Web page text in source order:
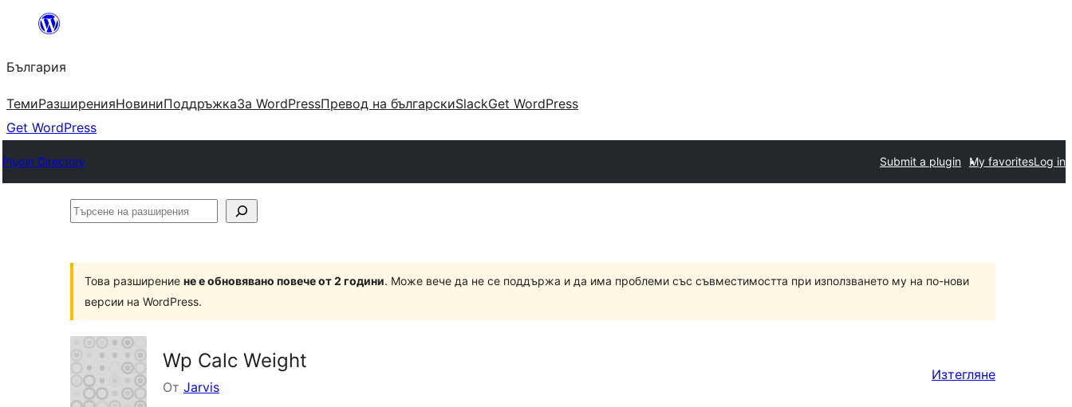
България
ТемиРазширенияНовиниПоддръжкаЗа WordPressПревод на българскиSlackGet WordPress
Get WordPress
Plugin Directory Submit a plugin My favoritesLog in
Търсене
Това разширение не е обновявано повече от 2 години. Може вече да не се поддържа и да има проблеми със съвместимостта при използването му на по-нови
версии на WordPress.
Wp Calc Weight
От Jarvis
Изтегляне